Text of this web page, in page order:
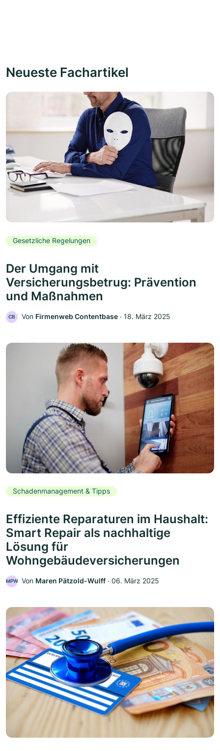
Neueste Fachartikel
Gesetzliche Regelungen
Der Umgang mit
Versicherungsbetrug: Prävention
und Maßnahmen
CB Von Firmenweb Contentbase ‧ 18. März 2025
Schadenmanagement & Tipps
Effiziente Reparaturen im Haushalt:
Smart Repair als nachhaltige
Lösung für
Wohngebäudeversicherungen
MPW Von Maren Pätzold-Wulff ‧ 06. März 2025